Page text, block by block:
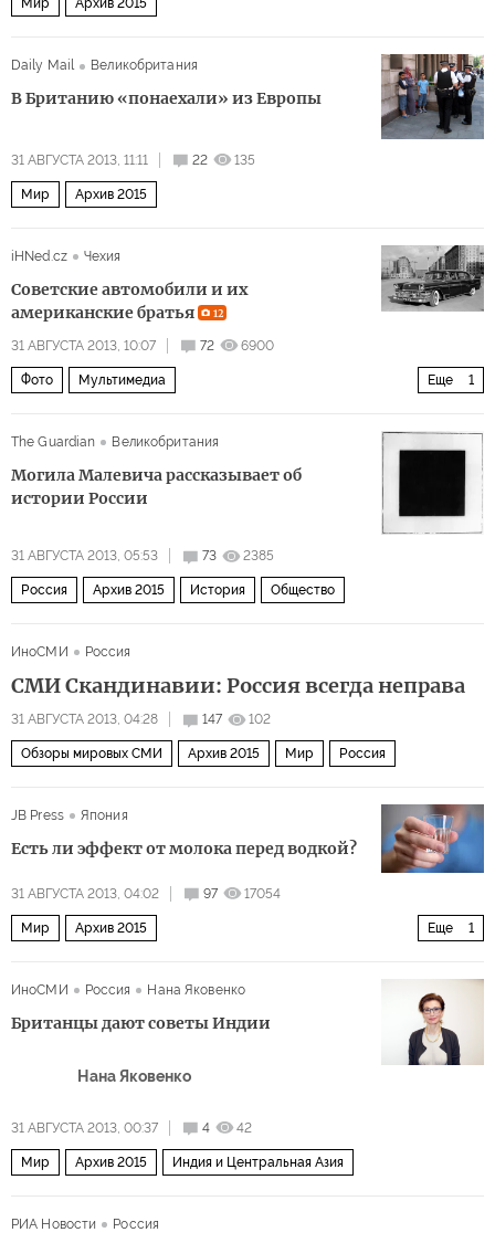
Мир Архив 2015
Daily Mail Великобритания
В Британию «понаехали» из Европы
31 АВГУСТА 2013, 11:11 22 135
Мир Архив 2015
iHNed.cz Чехия
Советские автомобили и их
американские братья
12
31 АВГУСТА 2013, 10:07 72 6900
Еще 1
Фото Мультимедиа
The Guardian
Великобритания
Могила Малевича рассказывает об
истории России
31 АВГУСТА 2013, 05:53 73 2385
Россия Архив 2015 История Общество
ИноСМИ Россия
СМИ Скандинавии: Россия всегда неправа
31 АВГУСТА 2013, 04:28 147 102
Обзоры мировых СМИ Архив 2015 Мир Россия
JB Press Япония
Есть ли эффект от молока перед водкой?
31 АВГУСТА 2013, 04:02 97 17054
Еще 1
Мир Архив 2015
ИноСМИ
Россия Нана Яковенко
Британцы дают советы Индии
Нана Яковенко
31 АВГУСТА 2013, 00:37 4 42
Мир Архив 2015 Индия и Центральная Азия
РИА Новости Россия